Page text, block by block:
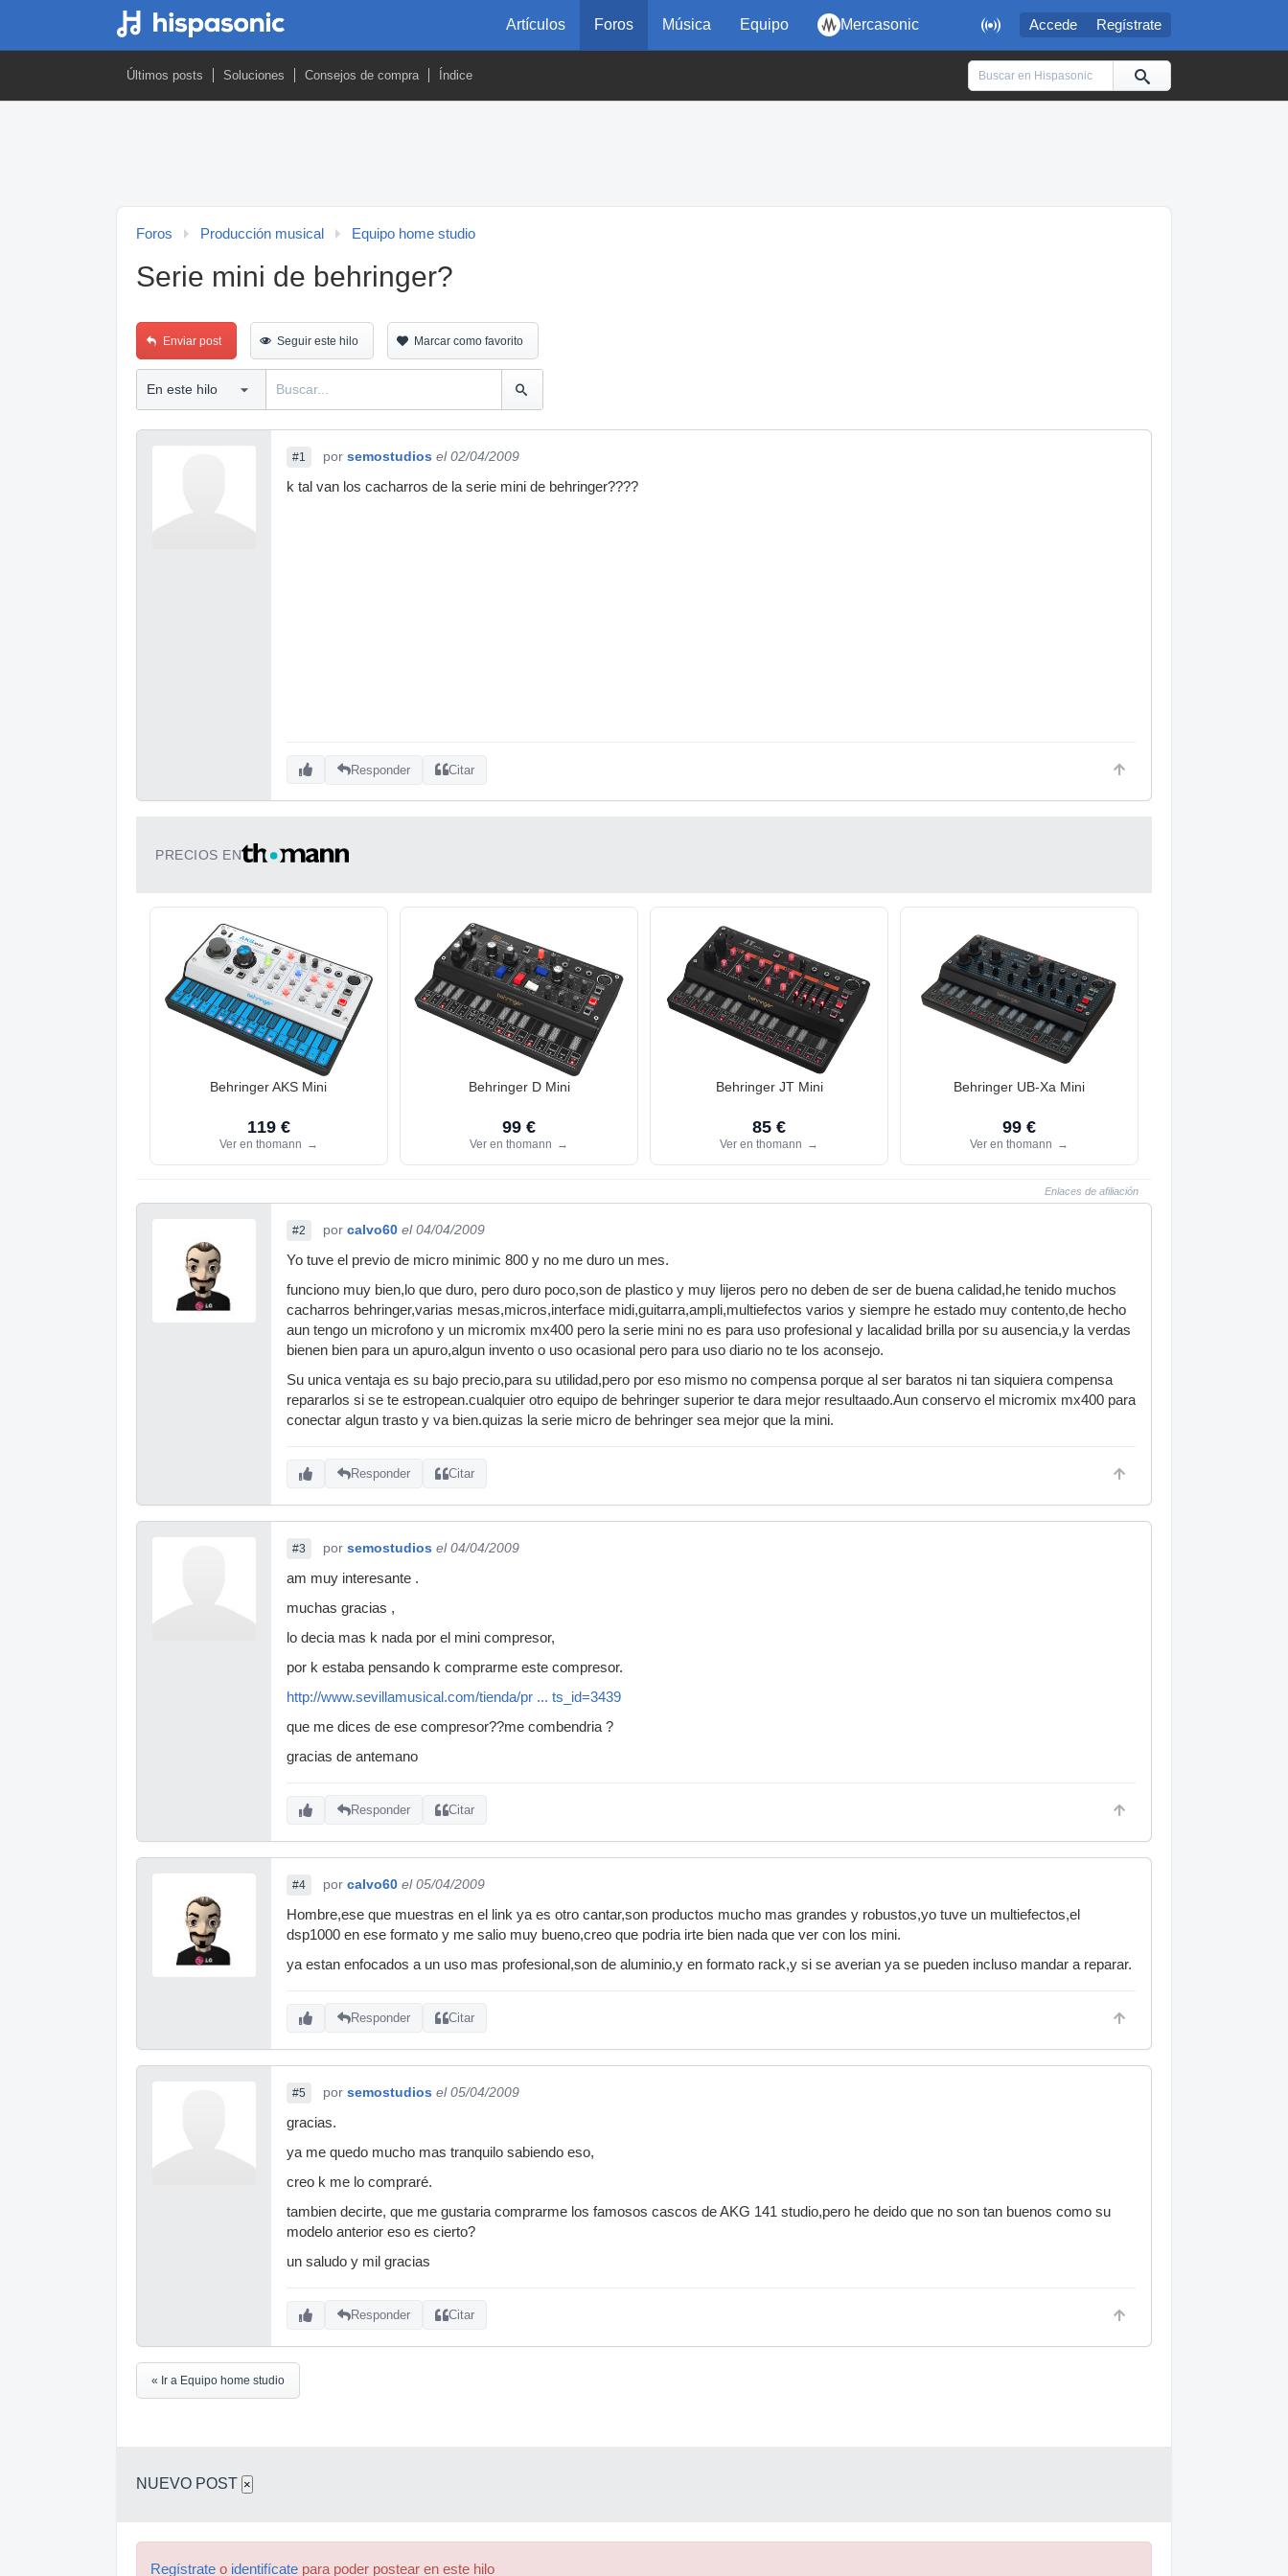
 Accede Regístrate
Artículos Foros Música Equipo Mercasonic
Últimos posts Soluciones Consejos de compra Índice
Foros Producción musical Equipo home studio
Serie mini de behringer?
Enviar post Seguir este hilo Marcar como favorito
#1 por semostudios el 02/04/2009
k tal van los cacharros de la serie mini de behringer????
Responder Citar
PRECIOS EN
Behringer AKS Mini
119 €
Ver en thomann →
Behringer D Mini
99 €
Ver en thomann →
Behringer JT Mini
85 €
Ver en thomann →
Behringer UB-Xa Mini
99 €
Ver en thomann →
Enlaces de afiliación
#2 por calvo60 el 04/04/2009
Yo tuve el previo de micro minimic 800 y no me duro un mes.
funciono muy bien,lo que duro, pero duro poco,son de plastico y muy lijeros pero no deben de ser de buena calidad,he tenido muchos
cacharros behringer,varias mesas,micros,interface midi,guitarra,ampli,multiefectos varios y siempre he estado muy contento,de hecho
aun tengo un microfono y un micromix mx400 pero la serie mini no es para uso profesional y lacalidad brilla por su ausencia,y la verdas
bienen bien para un apuro,algun invento o uso ocasional pero para uso diario no te los aconsejo.
Su unica ventaja es su bajo precio,para su utilidad,pero por eso mismo no compensa porque al ser baratos ni tan siquiera compensa
repararlos si se te estropean.cualquier otro equipo de behringer superior te dara mejor resultaado.Aun conservo el micromix mx400 para
conectar algun trasto y va bien.quizas la serie micro de behringer sea mejor que la mini.
Responder Citar
#3 por semostudios el 04/04/2009
am muy interesante .
muchas gracias ,
lo decia mas k nada por el mini compresor,
por k estaba pensando k comprarme este compresor.
http://www.sevillamusical.com/tienda/pr ... ts_id=3439
que me dices de ese compresor??me combendria ?
gracias de antemano
Responder Citar
#4 por calvo60 el 05/04/2009
Hombre,ese que muestras en el link ya es otro cantar,son productos mucho mas grandes y robustos,yo tuve un multiefectos,el
dsp1000 en ese formato y me salio muy bueno,creo que podria irte bien nada que ver con los mini.
ya estan enfocados a un uso mas profesional,son de aluminio,y en formato rack,y si se averian ya se pueden incluso mandar a reparar.
Responder Citar
#5 por semostudios el 05/04/2009
gracias.
ya me quedo mucho mas tranquilo sabiendo eso,
creo k me lo compraré.
tambien decirte, que me gustaria comprarme los famosos cascos de AKG 141 studio,pero he deido que no son tan buenos como su
modelo anterior eso es cierto?
un saludo y mil gracias
Responder Citar
« Ir a Equipo home studio
NUEVO POST ×
Regístrate o identifícate para poder postear en este hilo